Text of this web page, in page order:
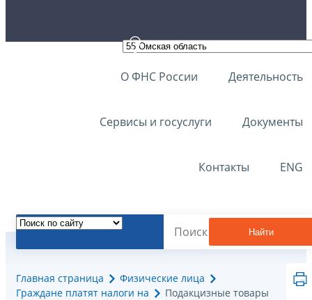
О ФНС России Деятельность
Сервисы и госуслуги Документы
Контакты ENG
Найти
Главная страница
Физические лица
Граждане платят налоги на
Подакцизные товары